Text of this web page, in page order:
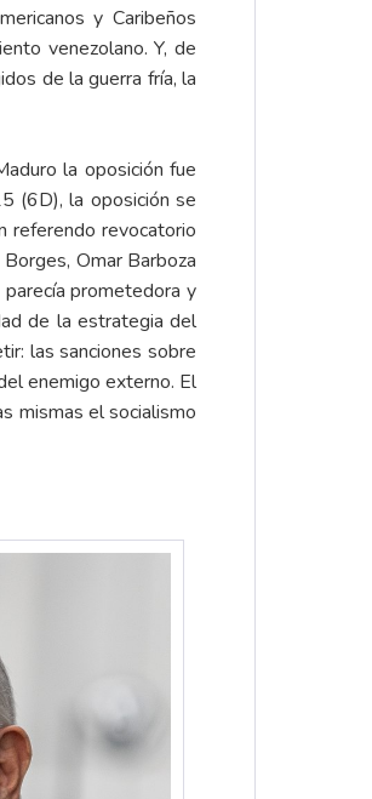
y Caribeños
venezolano. Y, de
de la guerra fría, la
la oposición fue
(6D), la oposición se
referendo revocatorio
Omar Barboza
prometedora y
de la estrategia del
las sanciones sobre
enemigo externo. El
mismas el socialismo